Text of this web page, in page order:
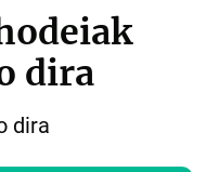
dira
dira